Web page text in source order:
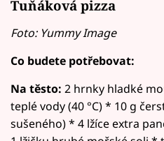
Tuňáková pizza
Foto: Yummy Image
Co budete potřebovat:
Na těsto: 2 hrnky hladké
teplé vody (40 °C) * 10 g
sušeného) * 4 lžíce extra